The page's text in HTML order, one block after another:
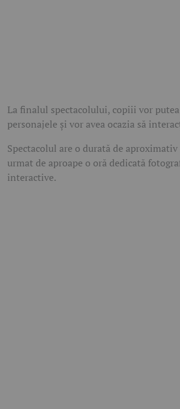
La finalul spectacolului, copiii vor
personajele și vor avea ocazia să
Spectacolul are o durată de
urmat de aproape o oră dedicată
interactive.